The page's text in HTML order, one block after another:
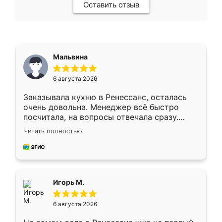
Оставить отзыв
Мальвина
6 августа 2026
Заказывала кухню в Ренессанс, осталась
очень довольна. Менеджер всё быстро
посчитала, на вопросы отвечала сразу.
Замерщик приехал в субботу, подошёл к
делу со всей ответственностью. Собрали
за день, ребята работали аккуратно, даже
Читать полностью
Игорь М.
6 августа 2026